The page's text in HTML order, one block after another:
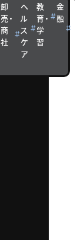
卸
売・
商
社
ヘ
ル
ス
ケ
ア
教
育・
学
習
金
融